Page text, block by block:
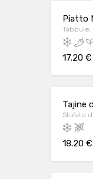
Piatto
Tabbulè,
17.20 €
Tajine
Stufato
18.20 €